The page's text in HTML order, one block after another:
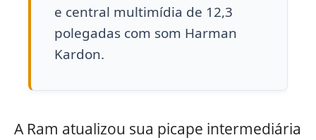
e central multimídia de 12,3
polegadas com som Harman
Kardon.
A Ram atualizou sua picape intermediária